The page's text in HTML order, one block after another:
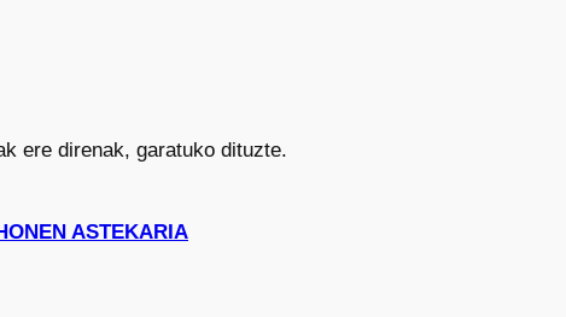
ere direnak, garatuko dituzte.
ASTEKARIA